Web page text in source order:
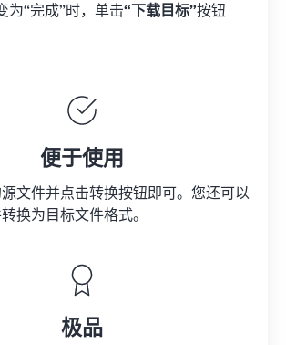
为“完成”时，单击“下载目标”按钮
便于使用
文件并点击转换按钮即可。您还可以
转换为目标文件格式。
极品